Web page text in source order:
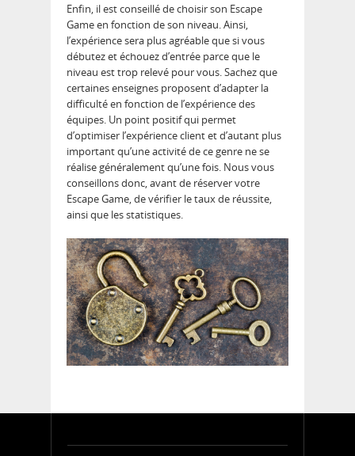
Enfin, il est conseillé de choisir son Escape
Game en fonction de son niveau. Ainsi,
l’expérience sera plus agréable que si vous
débutez et échouez d’entrée parce que le
niveau est trop relevé pour vous. Sachez que
certaines enseignes proposent d’adapter la
difficulté en fonction de l’expérience des
équipes. Un point positif qui permet
d’optimiser l’expérience client et d’autant plus
important qu’une activité de ce genre ne se
réalise généralement qu’une fois. Nous vous
conseillons donc, avant de réserver votre
Escape Game, de vérifier le taux de réussite,
ainsi que les statistiques.